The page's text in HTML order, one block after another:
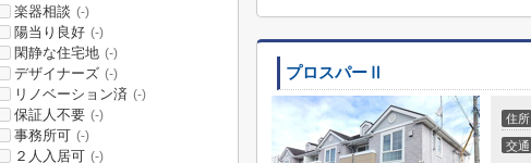
プロスパーⅡ
住所
交通
楽器相談 (-)
陽当り良好 (-)
閑静な住宅地 (-)
デザイナーズ (-)
リノベーション済 (-)
保証人不要 (-)
事務所可 (-)
２人入居可 (-)